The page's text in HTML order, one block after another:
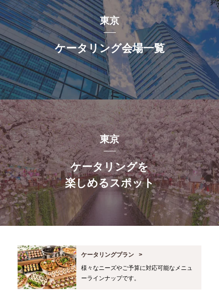
東京
ケータリング会場一覧
東京
ケータリングを
楽しめるスポット
ケータリングプラン
様々なニーズやご予算に対応可能なメニュ
ーラインナップです。